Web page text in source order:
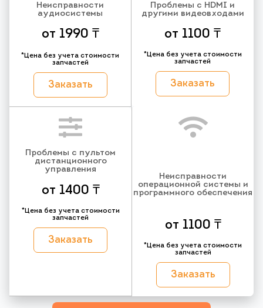
Неисправности
аудиосистемы
от 1990 ₸
*Цена без учета стоимости
запчастей
Заказать
Проблемы с HDMI и
другими видеовходами
от 1100 ₸
*Цена без учета стоимости
запчастей
Заказать
Проблемы с пультом
дистанционного
управления
от 1400 ₸
*Цена без учета стоимости
запчастей
Заказать
Неисправности
операционной системы и
программного обеспечения
от 1100 ₸
*Цена без учета стоимости
запчастей
Заказать